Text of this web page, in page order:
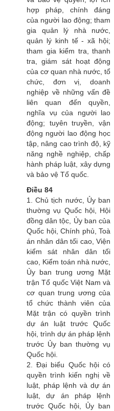
hợp pháp, chính đáng
của người lao động; tham
gia quản lý nhà nước,
quản lý kinh tế - xã hội;
tham gia kiểm tra, thanh
tra, giám sát hoạt động
của cơ quan nhà nước, tổ
chức, đơn vị, doanh
nghiệp về những vấn đề
liên quan đến quyền,
nghĩa vụ của người lao
động; tuyên truyền, vận
động người lao động học
tập, nâng cao trình độ, kỹ
năng nghề nghiệp, chấp
hành pháp luật, xây dựng
và bảo vệ Tổ quốc.
Điều 84
1. Chủ tịch nước, Ủy ban
thường vụ Quốc hội, Hội
đồng dân tộc, Ủy ban của
Quốc hội, Chính phủ, Toà
án nhân dân tối cao, Viện
kiểm sát nhân dân tối
cao, Kiểm toán nhà nước,
Ủy ban trung ương Mặt
trận Tổ quốc Việt Nam và
cơ quan trung ương của
tổ chức thành viên của
Mặt trận có quyền trình
dự án luật trước Quốc
hội, trình dự án pháp lệnh
trước Ủy ban thường vụ
Quốc hội.
2. Đại biểu Quốc hội có
quyền trình kiến nghị về
luật, pháp lệnh và dự án
luật, dự án pháp lệnh
trước Quốc hội, Ủy ban